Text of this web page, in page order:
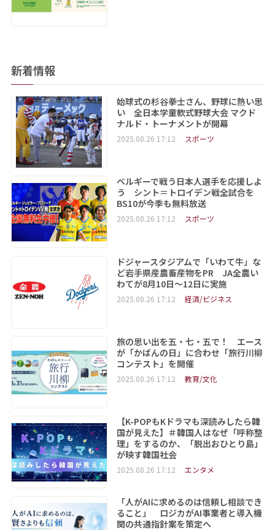
新着情報
始球式の杉谷拳士さん、野球に熱い思
い 全日本学童軟式野球大会 マクド
ナルド・トーナメントが開幕
2025.08.26 17:12 スポーツ
ベルギーで戦う日本人選手を応援しよ
う シント＝トロイデン戦全試合を
BS10が今季も無料放送
2025.08.26 17:12 スポーツ
ドジャースタジアムで「いわて牛」な
ど岩手県産農畜産物をPR JA全農い
わてが8月10日～12日に実施
2025.08.26 17:12 経済/ビジネス
旅の思い出を五・七・五で！ エース
が「かばんの日」に合わせ「旅行川柳
コンテスト」を開催
2025.08.26 17:12 教育/文化
【K-POPもKドラマも深読みしたら韓
国が見えた】＃韓国人はなぜ「呼称整
理」をするのか、「脱出おひとり島」
が映す韓国社会
2025.08.26 17:12 エンタメ
「人がAIに求めるのは信頼し相談でき
ること」 ロジカがAI事業者と導入機
関の共通指針案を策定へ